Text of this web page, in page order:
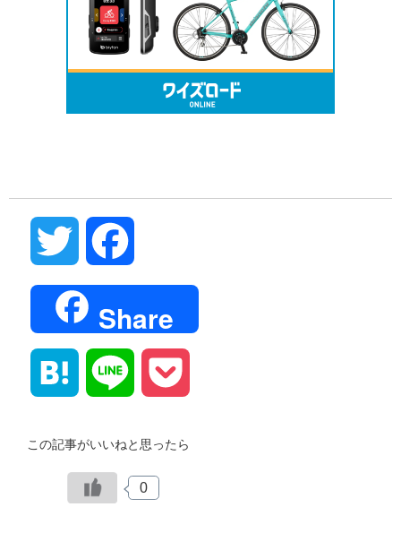
Twitter
Share
Hatena Line
この記事がいいねと思ったら
0